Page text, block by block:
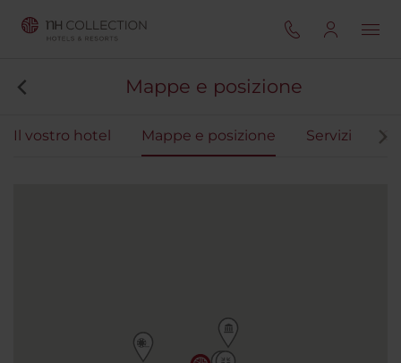
Mappe e posizione
Il vostro hotel Mappe e posizione Servizi